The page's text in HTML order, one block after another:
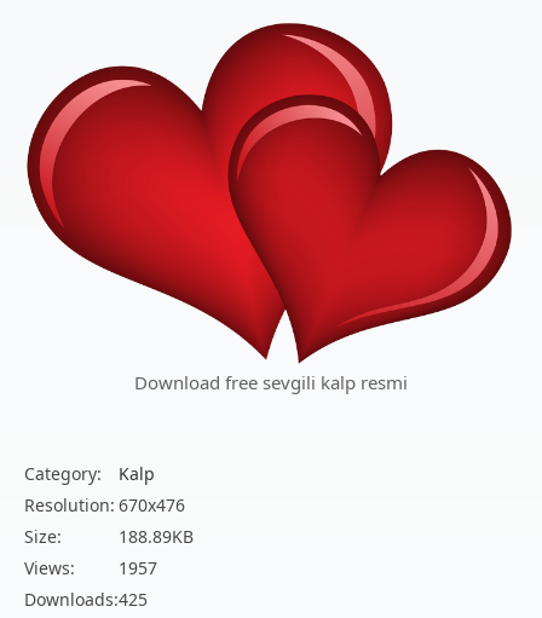
Download free sevgili kalp resmi
Category:
Kalp
Resolution: 670x476
Size:
188.89KB
Views:
1957
Downloads:425